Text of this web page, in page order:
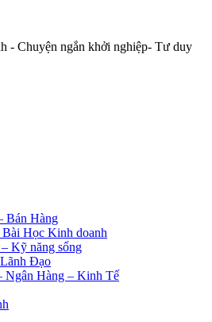
- Chuyện ngắn khởi nghiệp- Tư duy
Bán Hàng
Học Kinh doanh
Kỹ năng sống
Đạo
Ngân Hàng – Kinh Tế